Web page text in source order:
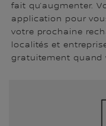
fait qu’augmenter.
application pour
votre prochaine
localités et
gratuitement quand